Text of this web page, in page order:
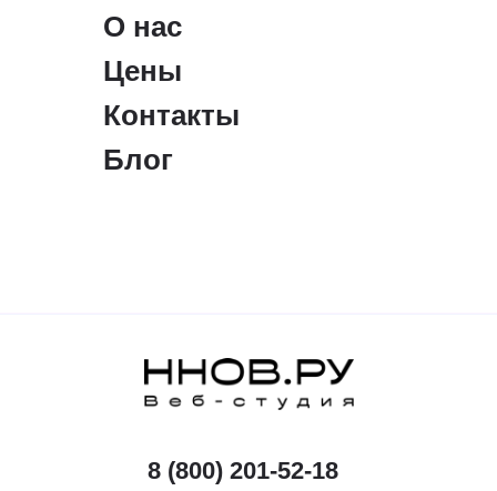
О нас
Цены
Контакты
Блог
8 (800) 201-52-18